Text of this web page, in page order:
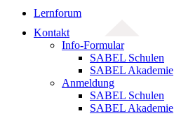
Lernforum
Kontakt
Info-Formular
SABEL Schulen
SABEL Akademie
Anmeldung
SABEL Schulen
SABEL Akademie